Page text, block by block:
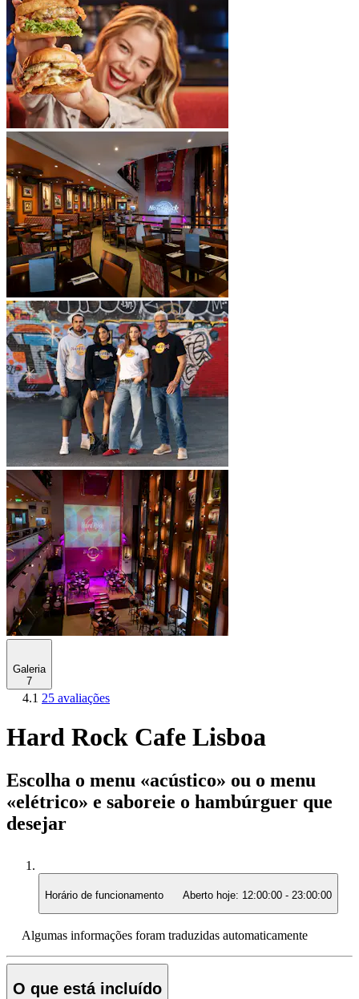
Galeria
7
4.1 25 avaliações
Hard Rock Cafe Lisboa
Escolha o menu «acústico» ou o menu
«elétrico» e saboreie o hambúrguer que
desejar
Horário de funcionamento Aberto hoje: 12:00:00 - 23:00:00
Algumas informações foram traduzidas automaticamente
O que está incluído